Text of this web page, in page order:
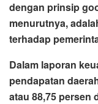
dengan prinsip
menurutnya,
terhadap
Dalam laporan
pendapatan
atau 88,75 persen